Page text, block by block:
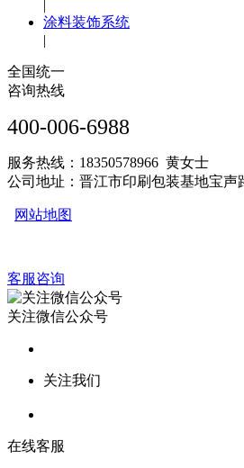
|
涂料装饰系统
|
全国统一
咨询热线
400-006-6988
服务热线：18350578966 黄女士
公司地址：晋江市印刷包装基地宝声
网站地图
客服咨询
关注微信公众号
关注我们
在线客服